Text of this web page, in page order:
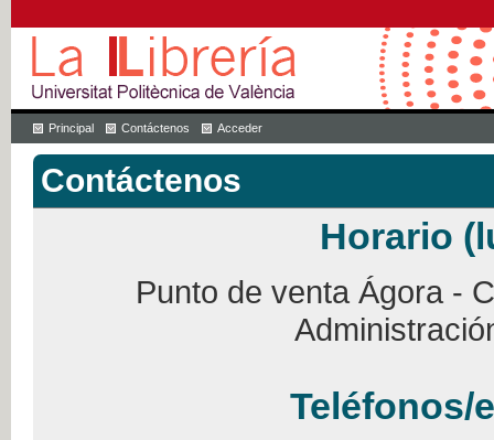
Principal Contáctenos Acceder
Contáctenos
Horario
Punto de venta Ágora -
Teléfonos/